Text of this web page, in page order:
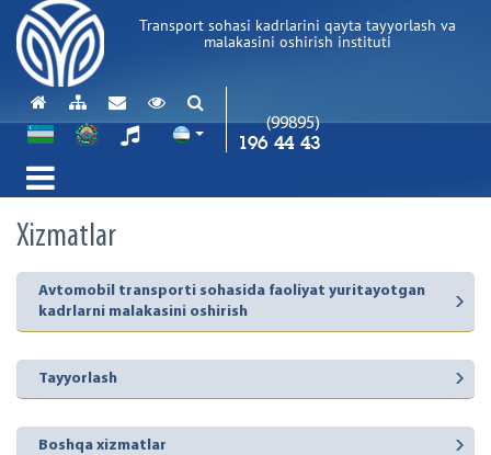
Transport sohasi kadrlarini qayta tayyorlash va
malakasini oshirish instituti
(99895)
196 44 43
Xizmatlar
Avtomobil transporti sohasida faoliyat yuritayotgan
kadrlarni malakasini oshirish
Tayyorlash
Boshqa xizmatlar